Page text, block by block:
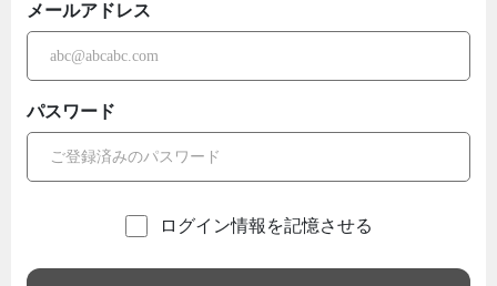
メールアドレス
パスワード
ログイン情報を記憶させる